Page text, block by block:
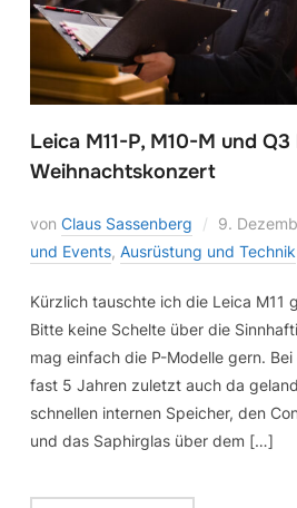
Leica M11-P, M10-M und Q3
Weihnachtskonzert
von Claus Sassenberg 9.
und Events, Ausrüstung und Technik
Kürzlich tauschte ich die Leica M11
Bitte keine Schelte über die
mag einfach die P-Modelle gern.
fast 5 Jahren zuletzt auch da
schnellen internen Speicher, den
und das Saphirglas über dem […]